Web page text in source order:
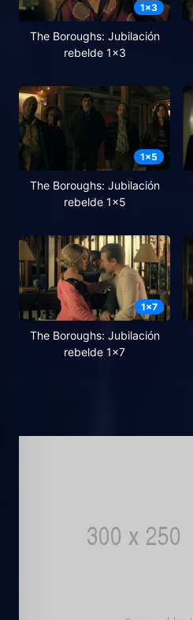
1x3
The Boroughs: Jubilación
rebelde 1x3
1x5
The Boroughs: Jubilación
rebelde 1x5
1x7
The Boroughs: Jubilación
rebelde 1x7